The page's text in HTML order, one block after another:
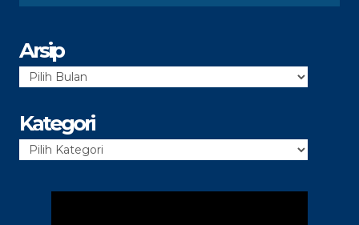
Arsip
Arsip
Kategori
Kategori